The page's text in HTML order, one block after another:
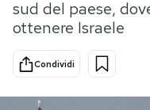
Cultura
Sport
sud del paese,
ottenere Israele
Condividi